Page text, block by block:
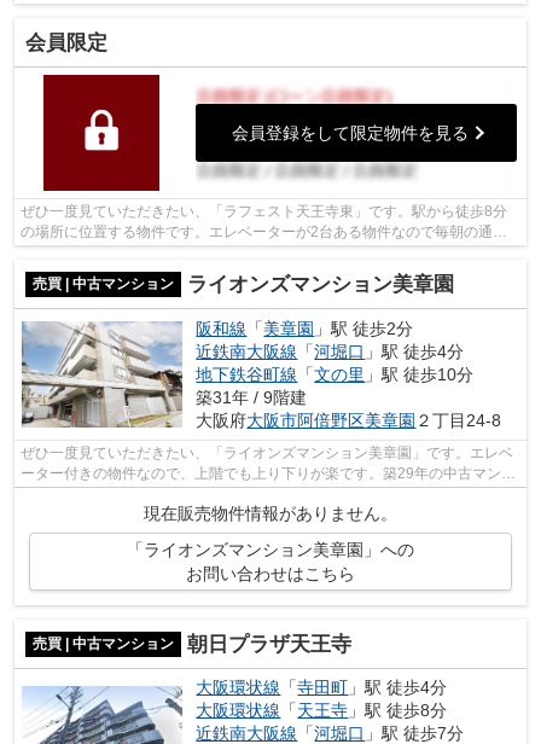
会員限定
会員登録をして限定物件を見る
ぜひ一度見ていただきたい、「ラフェスト天王寺東」です。駅から徒歩8分
の場所に位置する物件です。エレベーターが2台ある物件なので毎朝の通勤
売買 | 中古マンション
ライオンズマンション美章園
阪和線 「美章園 」駅 徒歩2分
近鉄南大阪線 「河堀口 」駅 徒歩4分
地下鉄谷町線 「文の里 」駅 徒歩10分
築31年 / 9階建
大阪府大阪市阿倍野区美章園 ２丁目24-8
ぜひ一度見ていただきたい、「ライオンズマンション美章園」です。エレベ
ーター付きの物件なので、上階でも上り下りが楽です。築29年の中古マンシ
現在販売物件情報がありません。
「ライオンズマンション美章園」への
お問い合わせはこちら
売買 | 中古マンション 朝日プラザ天王寺
大阪環状線 「寺田町 」駅 徒歩4分
大阪環状線 「天王寺 」駅 徒歩8分
近鉄南大阪線 「河堀口 」駅 徒歩7分